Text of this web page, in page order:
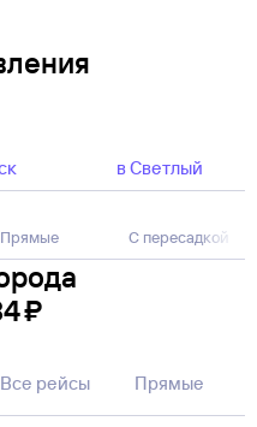
в Светлый
Прямые С пересадкой
⁠₽
Все рейсы Прямые